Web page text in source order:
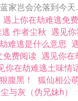
家岂会沦落到今天
遇上你在劫难逃免
作者尘秋 遇见
难逃是什么意思
免费阅读 遇见你在
你在劫难逃土味情
腹黑！ 狐仙相公
与灰（伪兄妹h）